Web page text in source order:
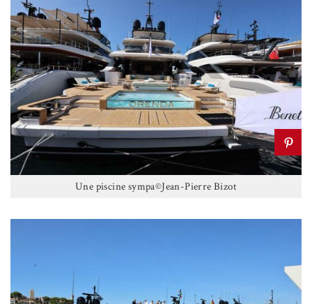
Une piscine sympa©Jean-Pierre Bizot